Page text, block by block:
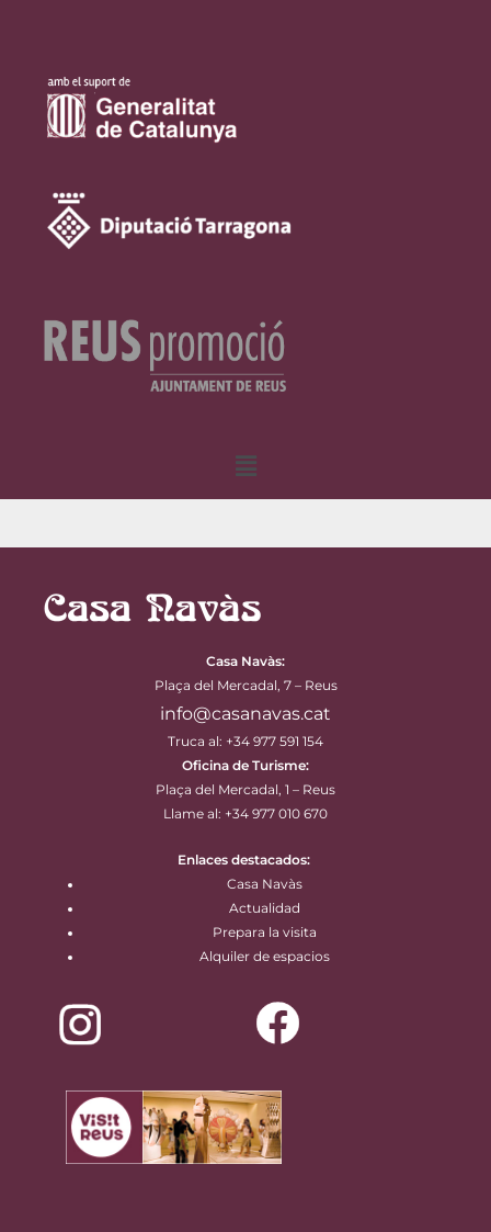
Menú
Casa Navàs:
Plaça del Mercadal, 7 – Reus
info@casanavas.cat
Truca al: +34 977 591 154
Oficina de Turisme:
Plaça del Mercadal, 1 – Reus
Llame al: +34 977 010 670
Enlaces destacados:
Casa Navàs
Actualidad
Prepara la visita
Alquiler de espacios